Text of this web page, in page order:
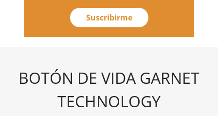
Suscribirme
BOTÓN DE VIDA GARNET
TECHNOLOGY